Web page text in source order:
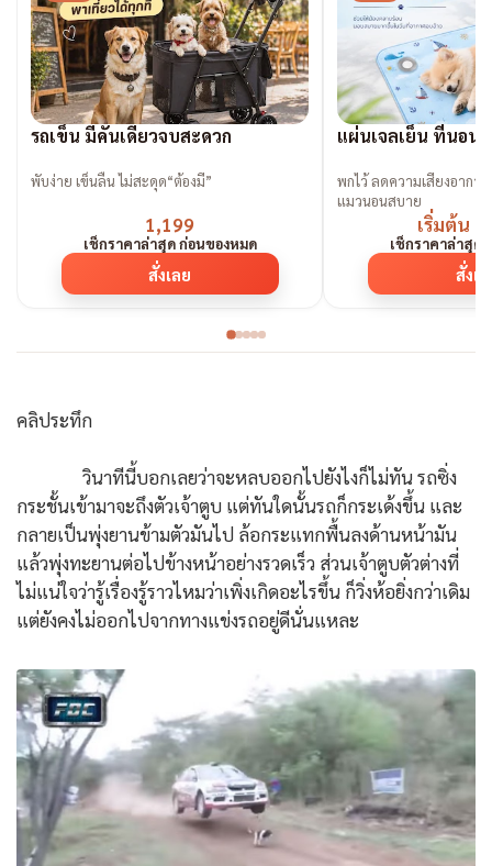
รถเข็น มีคันเดียวจบสะดวก
พับง่าย เข็นลื่น ไม่สะดุด“ต้องมี”
1,199
เช็กราคาล่าสุด ก่อนของหมด
สั่งเลย
แผ่นเจลเย็น ที่นอนเ
พกไว้ ลดความเสี่ยงอากา
แมวนอนสบาย
เริ่มต้น
เช็กราคาล่าสุด
สั่งเ
คลิประทึก
วินาทีนี้บอกเลยว่าจะหลบออกไปยังไงก็ไม่ทัน รถซิ่ง
กระชั้นเข้ามาจะถึงตัวเจ้าตูบ แต่ทันใดนั้นรถก็กระเด้งขึ้น และ
กลายเป็นพุ่งยานข้ามตัวมันไป ล้อกระแทกพื้นลงด้านหน้ามัน
แล้วพุ่งทะยานต่อไปข้างหน้าอย่างรวดเร็ว ส่วนเจ้าตูบตัวต่างที่
ไม่แน่ใจว่ารู้เรื่องรู้ราวไหมว่าเพิ่งเกิดอะไรขึ้น ก็วิ่งห้อยิ่งกว่าเดิม
แต่ยังคงไม่ออกไปจากทางแข่งรถอยู่ดีนั่นแหละ